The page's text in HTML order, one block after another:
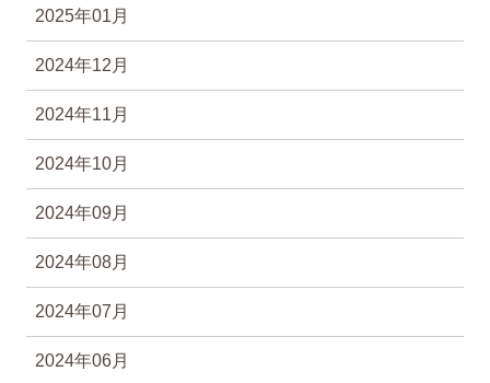
2025年01月
2024年12月
2024年11月
2024年10月
2024年09月
2024年08月
2024年07月
2024年06月